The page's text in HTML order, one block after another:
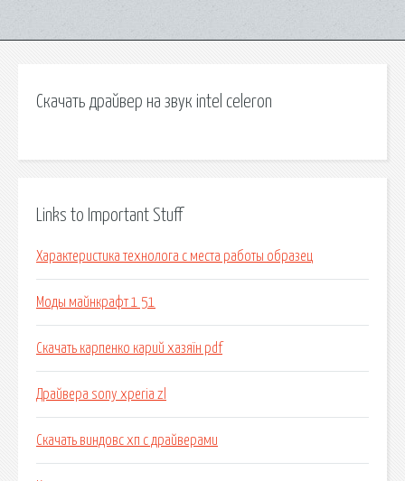
Скачать драйвер на звук intel celeron
Links to Important Stuff
Характеристика технолога с места работы образец
Моды майнкрафт 1 51
Скачать карпенко карий хазяїн pdf
Драйвера sony xperia zl
Скачать виндовс хп с драйверами